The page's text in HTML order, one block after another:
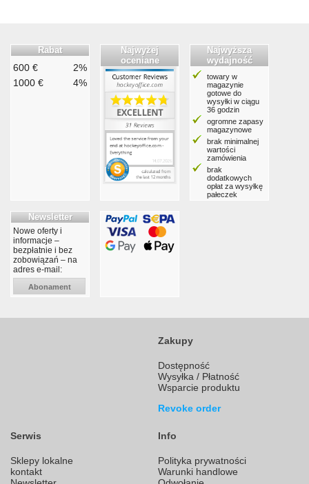
Rabat
600 €
2%
1000 €
4%
Najwyżej
oceniane
Najwyższa
wydajność
towary w
magazynie
gotowe do
wysyłki w ciągu
36 godzin
ogromne zapasy
magazynowe
brak minimalnej
wartości
zamówienia
brak
dodatkowych
opłat za wysyłkę
pałeczek
Newsletter
Nowe oferty i
informacje –
bezpłatnie i bez
zobowiązań – na
adres e-mail:
Abonament
Zakupy
Dostępność
Wysyłka / Płatność
Wsparcie produktu
Revoke order
Serwis
Sklepy lokalne
kontakt
Info
Polityka prywatności
Warunki handlowe